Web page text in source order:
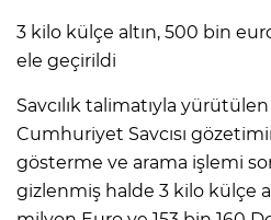
3 kilo külçe altın, 500 bin
ele geçirildi
Savcılık talimatıyla
Cumhuriyet Savcısı
gösterme ve arama işlemi
gizlenmiş halde 3 kilo külçe